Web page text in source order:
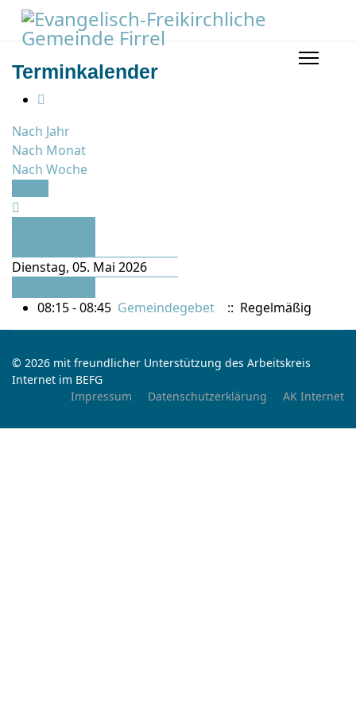
Terminkalender
Nach Jahr
Nach Monat
Nach Woche
Dienstag, 05. Mai 2026
08:15 - 08:45 Gemeindegebet :: Regelmäßig
© 2026 mit freundlicher Unterstützung des Arbeitskreis
Internet im BEFG
Impressum
Datenschutzerklärung AK Internet